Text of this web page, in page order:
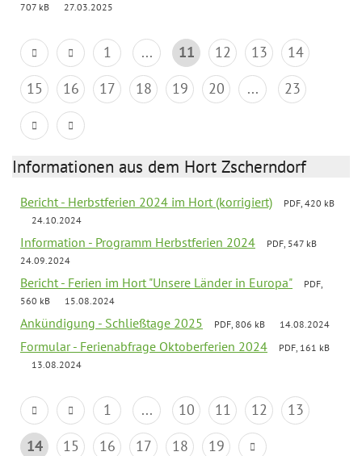
707 kB
27.03.2025
1 ... 11 12 13
14
15
16 17 18 19 20 ... 23
Informationen aus dem Hort Zscherndorf
Bericht - Herbstferien 2024 im Hort (korrigiert)
PDF, 420 kB
24.10.2024
Information - Programm Herbstferien 2024
PDF, 547 kB
24.09.2024
Bericht - Ferien im Hort "Unsere Länder in Europa"
PDF,
560 kB
15.08.2024
Ankündigung - Schließtage 2025 PDF, 806 kB 14.08.2024
Formular - Ferienabfrage Oktoberferien 2024
PDF, 161 kB
13.08.2024
1 ... 10 11 12
13
14
15 16 17 18 19